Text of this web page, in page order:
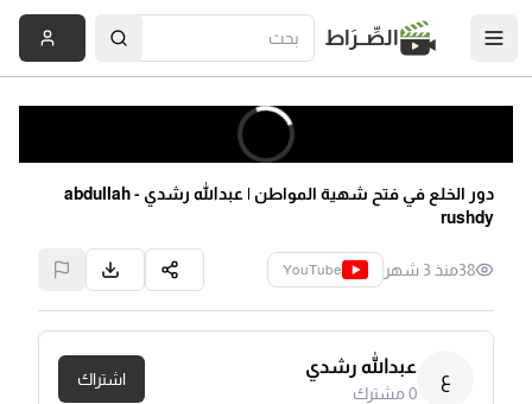
الصِّــرَاط
دور الخلع في فتح شهية المواطن | عبدالله رشدي - abdullah
rushdy
38منذ 3 شهر YouTube
ع
عبدالله رشدي
0مشترك
اشتراك